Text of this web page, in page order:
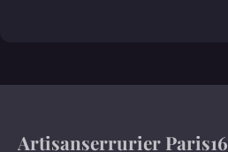
Artisanserrurier Paris16